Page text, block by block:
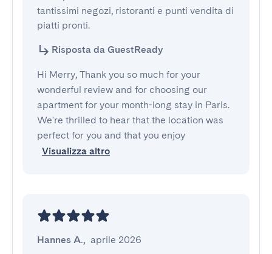
tantissimi negozi, ristoranti e punti vendita di
piatti pronti.
Risposta da GuestReady
Hi Merry, Thank you so much for your
wonderful review and for choosing our
apartment for your month-long stay in Paris.
We're thrilled to hear that the location was
perfect for you and that you enjoy
Visualizza altro
Hannes A., aprile 2026